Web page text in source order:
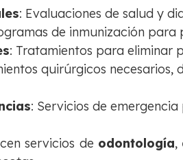
: Evaluaciones de salud y
de inmunización para
: Tratamientos para eliminar
quirúrgicos necesarios,
: Servicios de
servicios de odontología,